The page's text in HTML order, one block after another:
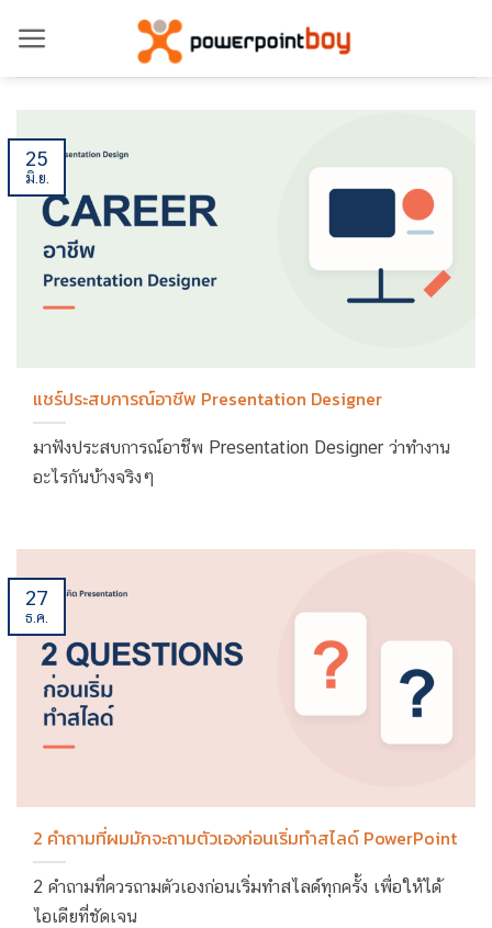
ไป
แชร์ประสบการณ์อาชีพ Presentation Designer
มาฟังประสบการณ์อาชีพ Presentation Designer ว่าทำงาน
อะไรกันบ้างจริงๆ
25
มิ.ย.
2 คำถามที่ผมมักจะถามตัวเองก่อนเริ่มทำสไลด์ PowerPoint
2 คำถามที่ควรถามตัวเองก่อนเริ่มทำสไลด์ทุกครั้ง เพื่อให้ได้
ไอเดียที่ชัดเจน
27
ธ.ค.